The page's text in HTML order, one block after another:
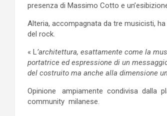
presenza di Massimo Cotto e
Alteria, accompagnata da tre musicisti,
del rock.
« L ’architettura, esattamente come la
portatrice ed espressione di un
del costruito ma anche alla dimensione
Opinione ampiamente condivisa dalla
community milanese.